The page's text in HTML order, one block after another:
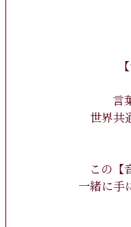
言
世界共
この【
一緒に手